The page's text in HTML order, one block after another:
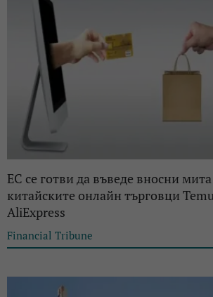
ЕС се готви да въведе вносни
китайските онлайн търговци
AliExpress
Financial Tribune